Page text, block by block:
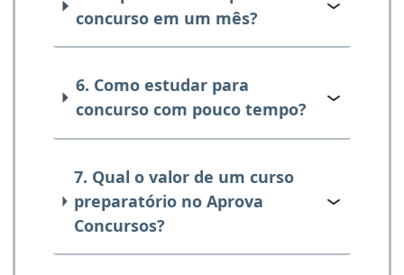
concurso em um mês?
6. Como estudar para
concurso com pouco tempo?
7. Qual o valor de um curso
preparatório no Aprova
Concursos?